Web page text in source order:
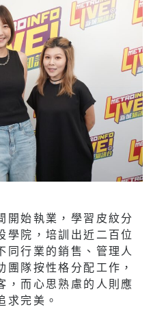
開始執業，學習皮紋分
學院，培訓出近二百位
同行業的銷售、管理人
團隊按性格分配工作，
，而心思熟慮的人則應
求完美。